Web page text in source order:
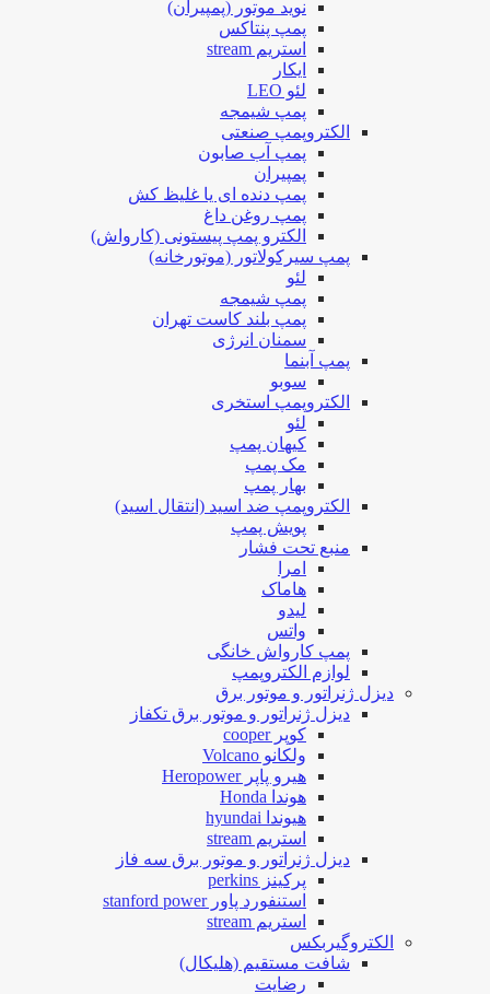
نوید موتور (پمپیران)
پمپ پنتاکس
استریم stream
ایکار
لئو LEO
پمپ شیمجه
الکتروپمپ صنعتی
پمپ آب صابون
پمپیران
پمپ دنده ای یا غلیظ کش
پمپ روغن داغ
الکترو پمپ پیستونی (کارواش)
پمپ سیرکولاتور (موتورخانه)
لئو
پمپ شیمجه
پمپ بلند کاست تهران
سمنان انرژی
پمپ آبنما
سوبو
الکتروپمپ استخری
لئو
کیهان پمپ
مک پمپ
بهار پمپ
الکتروپمپ ضد اسید (انتقال اسید)
پویش پمپ
منبع تحت فشار
امرا
هاماک
لیدو
واتس
پمپ کارواش خانگی
لوازم الکتروپمپ
دیزل ژنراتور و موتور برق
دیزل ژنراتور و موتور برق تکفاز
کوپر cooper
ولکانو Volcano
هیرو پاپر Heropower
هوندا Honda
هیوندا hyundai
استریم stream
دیزل ژنراتور و موتور برق سه فاز
پرکینز perkins
استنفورد پاور stanford power
استریم stream
الکتروگیربکس
شافت مستقیم (هلیکال)
رضایت